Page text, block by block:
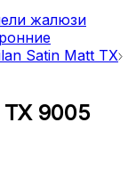
жалюзи
Satin Matt TX
9005